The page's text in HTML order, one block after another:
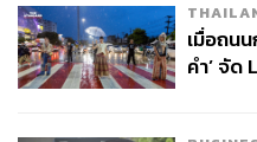
เมื่อถน
คำ’ จัด